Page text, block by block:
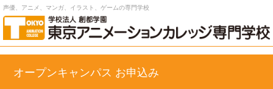
声優、アニメ、マンガ、イラスト、ゲームの専門学校
オープンキャンパス お申込み